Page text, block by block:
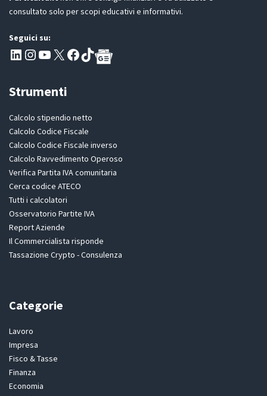
consultato solo per scopi educativi e informativi.
Seguici su:
Pagina LinkedIn PartitaIva
Instagram
Canale YouTube Evoluzione - Partitaiva.it
X Segui PartitaIva su Facebook
TikTok
Strumenti
Calcolo stipendio netto
Calcolo Codice Fiscale
Calcolo Codice Fiscale inverso
Calcolo Ravvedimento Operoso
Verifica Partita IVA comunitaria
Cerca codice ATECO
Tutti i calcolatori
Osservatorio Partite IVA
Report Aziende
Il Commercialista risponde
Tassazione Crypto - Consulenza
Categorie
Lavoro
Impresa
Fisco & Tasse
Finanza
Economia